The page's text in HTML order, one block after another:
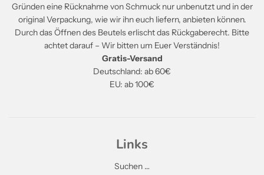
Gründen eine Rücknahme von Schmuck nur unbenutzt und in der
original Verpackung, wie wir ihn euch liefern, anbieten können.
Durch das Öffnen des Beutels erlischt das Rückgaberecht. Bitte
achtet darauf – Wir bitten um Euer Verständnis!
Gratis-Versand
Deutschland: ab 60€
EU: ab 100€
Links
Suchen …